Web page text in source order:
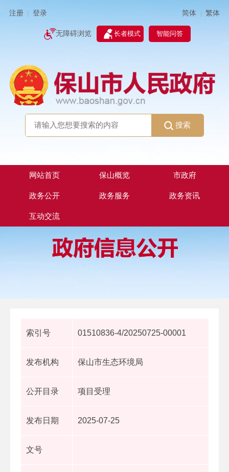
注册 登录 简体 | 繁体
无障碍浏览 长者模式 智能问答
搜索
网站首页 保山概览 市政府
政务公开 政务服务 政务资讯
互动交流
索引号 01510836-4/20250725-00001
发布机构 保山市生态环境局
公开目录 项目受理
发布日期 2025-07-25
文号